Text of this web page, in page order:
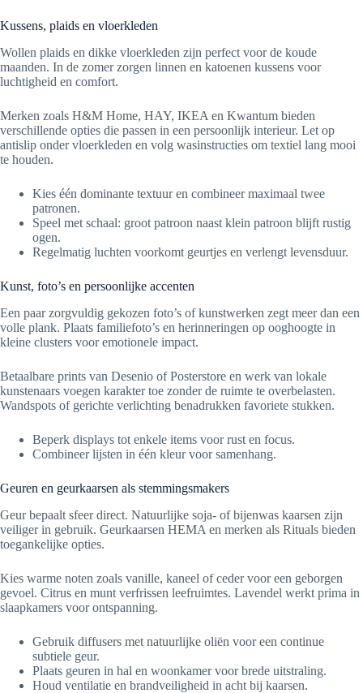
Kussens, plaids en vloerkleden
Wollen plaids en dikke vloerkleden zijn perfect voor de koude
maanden. In de zomer zorgen linnen en katoenen kussens voor
luchtigheid en comfort.
Merken zoals H&M Home, HAY, IKEA en Kwantum bieden
verschillende opties die passen in een persoonlijk interieur. Let op
antislip onder vloerkleden en volg wasinstructies om textiel lang mooi
te houden.
Kies één dominante textuur en combineer maximaal twee
patronen.
Speel met schaal: groot patroon naast klein patroon blijft rustig
ogen.
Regelmatig luchten voorkomt geurtjes en verlengt levensduur.
Kunst, foto’s en persoonlijke accenten
Een paar zorgvuldig gekozen foto’s of kunstwerken zegt meer dan een
volle plank. Plaats familiefoto’s en herinneringen op ooghoogte in
kleine clusters voor emotionele impact.
Betaalbare prints van Desenio of Posterstore en werk van lokale
kunstenaars voegen karakter toe zonder de ruimte te overbelasten.
Wandspots of gerichte verlichting benadrukken favoriete stukken.
Beperk displays tot enkele items voor rust en focus.
Combineer lijsten in één kleur voor samenhang.
Geuren en geurkaarsen als stemmingsmakers
Geur bepaalt sfeer direct. Natuurlijke soja- of bijenwas kaarsen zijn
veiliger in gebruik. Geurkaarsen HEMA en merken als Rituals bieden
toegankelijke opties.
Kies warme noten zoals vanille, kaneel of ceder voor een geborgen
gevoel. Citrus en munt verfrissen leefruimtes. Lavendel werkt prima in
slaapkamers voor ontspanning.
Gebruik diffusers met natuurlijke oliën voor een continue
subtiele geur.
Plaats geuren in hal en woonkamer voor brede uitstraling.
Houd ventilatie en brandveiligheid in acht bij kaarsen.